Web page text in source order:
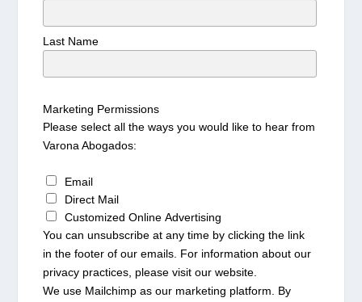
Last Name
Marketing Permissions
Please select all the ways you would like to hear from
Varona Abogados:
Email
Direct Mail
Customized Online Advertising
You can unsubscribe at any time by clicking the link
in the footer of our emails. For information about our
privacy practices, please visit our website.
We use Mailchimp as our marketing platform. By